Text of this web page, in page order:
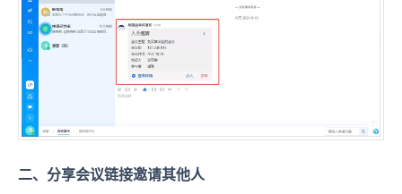
二、分享会议链接邀请其他人